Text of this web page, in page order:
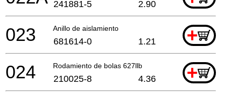
241881-5 2.90
Anillo de aislamiento +
023 681614-0 1.21
Rodamiento de bolas 627llb +
024 210025-8 4.36